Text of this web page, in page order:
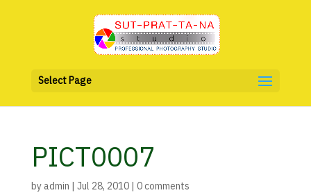
Select Page
PICT0007
byadmin | Jul 28, 2010| 0 comments